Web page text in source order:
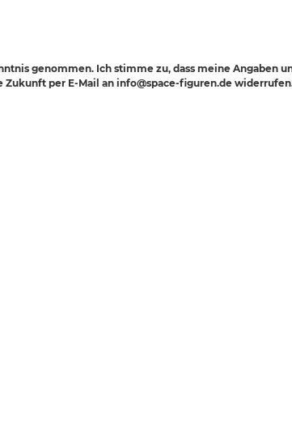
genommen. Ich stimme zu, dass meine
per E-Mail an info@space-figuren.de